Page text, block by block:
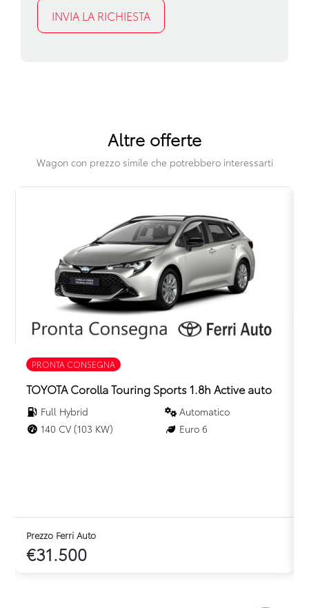
Presa 12v aggiuntiva
Retrovisore interno anabbagliante
Servosterzo
Sistema di assistenza al mantenimento della corsia
Sistema di guida assistita
Sistema di riconoscimento stanchezza guidatore
Specchietti retrovisori elettrici
Supporto lombare
Telecamera posteriore
Volante multifunzionale
Volante regolabile
Altre offerte
Wagon con prezzo simile che potrebbero interessarti
PRONTA CONSEGNA
TOYOTA Corolla Touring Sports 1.8h Active auto
Full Hybrid
Automatico
140 CV (103 KW)
Euro 6
Prezzo Ferri Auto
€31.500